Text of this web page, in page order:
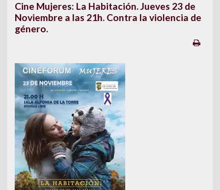
Cine Mujeres: La Habitación. Jueves 23 de
Noviembre a las 21h. Contra la violencia de
género.